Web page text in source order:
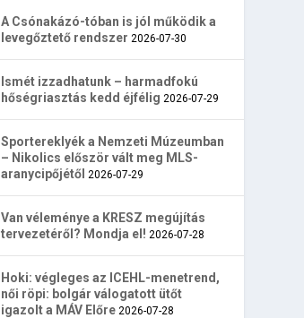
A Csónakázó-tóban is jól működik a
levegőztető rendszer 2026-07-30
Ismét izzadhatunk – harmadfokú
hőségriasztás kedd éjfélig 2026-07-29
Sportereklyék a Nemzeti Múzeumban
– Nikolics először vált meg MLS-
aranycipőjétől 2026-07-29
Van véleménye a KRESZ megújítás
tervezetéről? Mondja el! 2026-07-28
Hoki: végleges az ICEHL-menetrend,
női röpi: bolgár válogatott ütőt
igazolt a MÁV Előre 2026-07-28